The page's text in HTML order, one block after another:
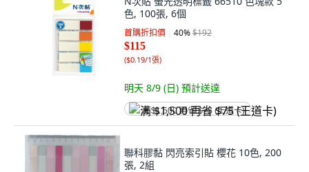
色, 100張, 6個
首購折扣價 40%$192
$115
($0.19/1張)
明天 8/9 (日) 預計送達
满 $1,500 再省 $75 (王道卡)
聯科膠黏 閃亮索引貼 櫻花 10色, 200
張, 2組